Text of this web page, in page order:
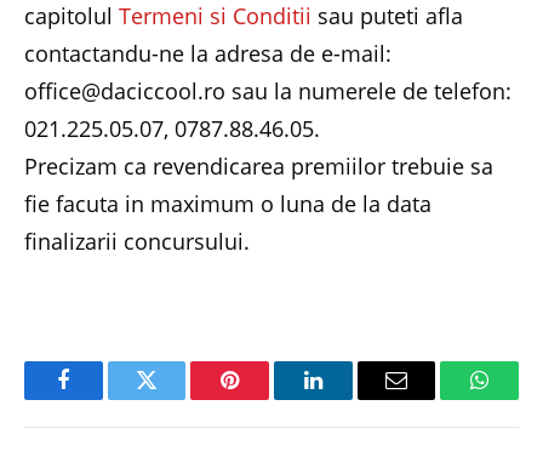
capitolul Termeni si Conditii sau puteti afla
contactandu-ne la adresa de e-mail:
office@daciccool.ro sau la numerele de telefon:
021.225.05.07, 0787.88.46.05.
Precizam ca revendicarea premiilor trebuie sa
fie facuta in maximum o luna de la data
finalizarii concursului.
FacebookTwitter Pinterest LinkedInEmail